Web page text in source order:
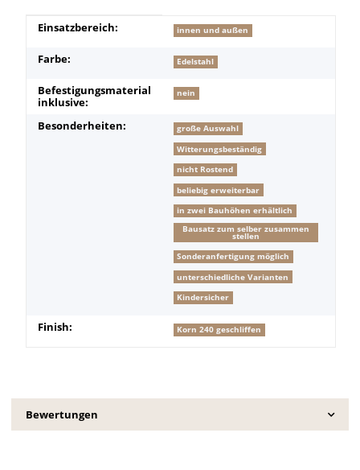
Produkteigenschaft
Wert
Einsatzbereich: innen und außen
Farbe: Edelstahl
Befestigungsmaterial
inklusive:
nein
Besonderheiten:
große Auswahl
Witterungsbeständig
nicht Rostend
beliebig erweiterbar
in zwei Bauhöhen erhältlich
Bausatz zum selber zusammen
stellen
Sonderanfertigung möglich
unterschiedliche Varianten
Kindersicher
Finish: Korn 240 geschliffen
Bewertungen